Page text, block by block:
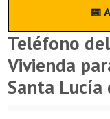
📅
Teléfono
Vivienda
Santa Lucía